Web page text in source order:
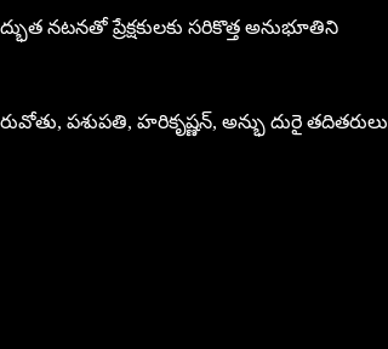
నటనతో ప్రేక్షకులకు సరికొత్త అనుభూతిని
పశుపతి, హరికృష్ణన్, అన్భు దురై తదితరులు